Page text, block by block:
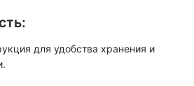
для удобства хранения и